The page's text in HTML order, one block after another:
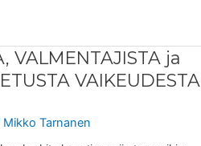
VALMENTAJISTA ja
VAIKEUDESTA
Mikko Tarnanen